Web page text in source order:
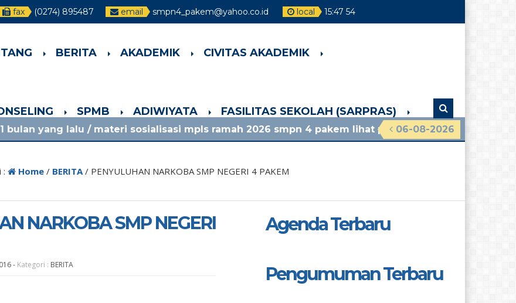
fax (0274) 895487 email smpn4_pakem@yahoo.co.id local 15:47 55
BERITA AKADEMIK CIVITAS AKADEMIK
SPMB ADIWIYATA FASILITAS SEKOLAH (SARPRAS)
06-08-2026
/ materi sosialisasi mpls ramah 2026 smpn 4 pakem lihat pengumuman terbaru
: Home / BERITA/ PENYULUHAN NARKOBA SMP NEGERI 4 PAKEM
NARKOBA SMP NEGERI
- Kategori : BERITA
Agenda Terbaru
Pengumuman Terbaru